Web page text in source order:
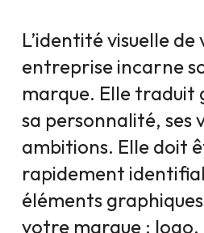
L’identité visuelle
entreprise incarne
marque. Elle traduit
sa personnalité, ses
ambitions. Elle doit
rapidement
éléments
votre marque :